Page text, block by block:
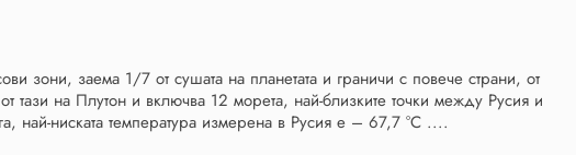
зони, заема 1/7 от сушата на планетата и граничи с повече страни, от
тази на Плутон и включва 12 морета, най-близките точки между Русия и
най-ниската температура измерена в Русия е – 67,7 °C ....